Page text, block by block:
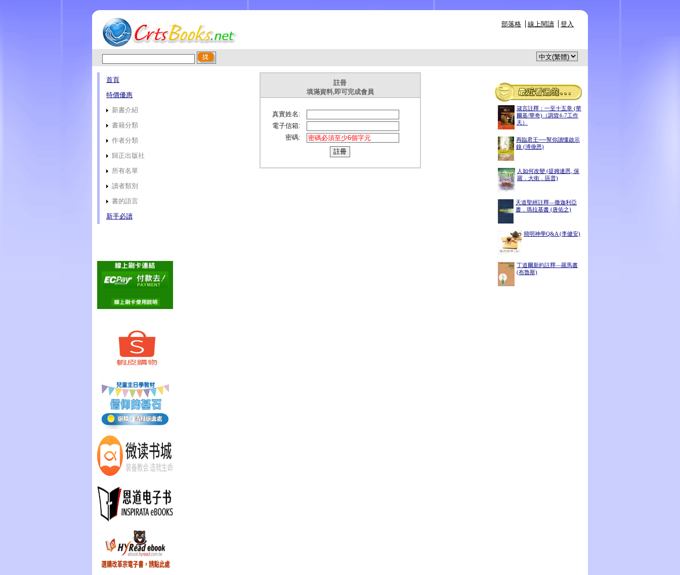
部落格 線上閱讀 登入
首頁
特價優惠
新書介紹
書籍分類
作者分類
歸正出版社
所有名單
讀者類別
書的語言
新手必讀
箴言註釋：一至十五章 (華
爾基/華奇)（調貨4-7工作
天）
再臨君王──幫你讀懂啟示
錄 (溥偉恩)
人如何改變 (提姆連恩, 保
羅．大衛．區普)
天道聖經註釋—撒迦利亞
書．瑪拉基書 (唐佑之)
簡明神學Q&A (李健安)
丁道爾新約註釋—羅馬書
(布魯斯)
註冊
填滿資料,即可完成會員
真實姓名:
電子信箱:
密碼: